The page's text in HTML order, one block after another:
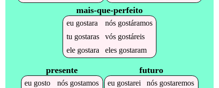
mais-que-perfeito
eu gostara nós gostáramos
tu gostaras vós gostáreis
ele gostara eles gostaram
presente
eu gosto nós gostamos
futuro
eu gostarei nós gostaremos